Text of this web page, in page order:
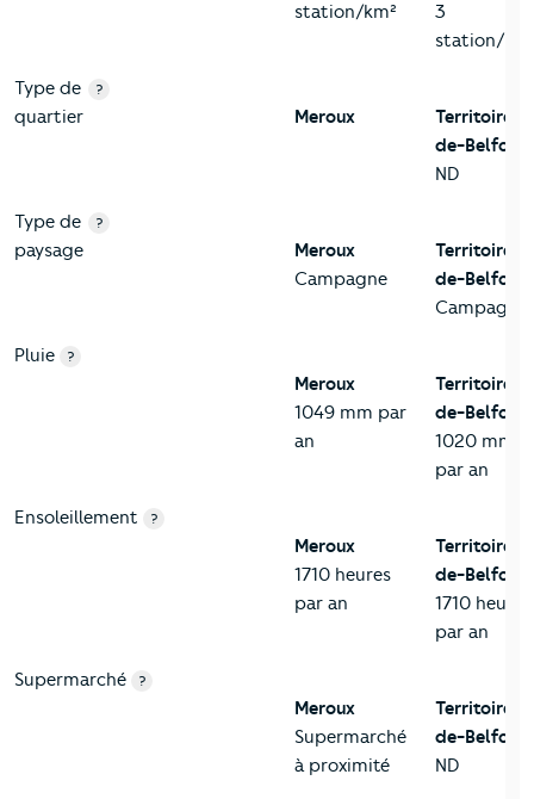
station/km²
3
station/
Type de
quartier
?
Meroux
Territoire-
de-Belfort
ND
Type de
paysage
?
Meroux
Campagne
Territoire-
de-Belfort
Campagne
Pluie ?
Meroux
1049 mm par
an
Territoire-
de-Belfort
1020 mm
par an
Ensoleillement ?
Meroux
1710 heures
par an
Territoire-
de-Belfort
1710 heures
par an
Supermarché ?
Meroux
Supermarché
à proximité
Territoire-
de-Belfort
ND